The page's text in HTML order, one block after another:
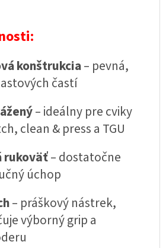
konštrukcia– pevná,
častí
– ideálny pre cviky
clean & press a TGU
rukoväť– dostatočne
úchop
– práškový nástrek,
výborný grip a